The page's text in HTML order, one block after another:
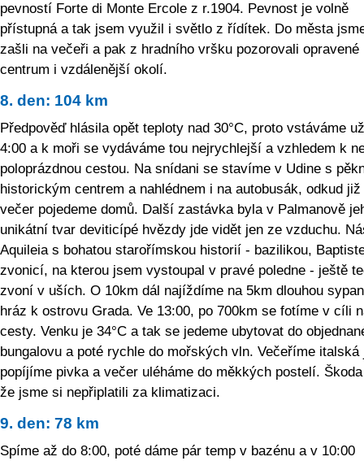
pevností Forte di Monte Ercole z r.1904. Pevnost je volně
přístupná a tak jsem využil i světlo z řídítek. Do města
zašli na večeři a pak z hradního vršku pozorovali opravené
centrum i vzdálenější okolí.
8. den: 104 km
Předpověď hlásila opět teploty nad 30°C, proto vstáváme
4:00 a k moři se vydáváme tou nejrychlejší a vzhledem k
poloprázdnou cestou. Na snídani se stavíme v Udine s
historickým centrem a nahlédnem i na autobusák, odkud
večer pojedeme domů. Další zastávka byla v Palmanově
unikátní tvar deviticípé hvězdy jde vidět jen ze vzduchu.
Aquileia s bohatou starořímskou historií - bazilikou,
zvonicí, na kterou jsem vystoupal v pravé poledne - ještě
zvoní v uších. O 10km dál najíždíme na 5km dlouhou
hráz k ostrovu Grada. Ve 13:00, po 700km se fotíme v cíli
cesty. Venku je 34°C a tak se jedeme ubytovat do
bungalovu a poté rychle do mořských vln. Večeříme italská
popíjíme pivka a večer uléháme do měkkých postelí.
že jsme si nepřiplatili za klimatizaci.
9. den: 78 km
Spíme až do 8:00, poté dáme pár temp v bazénu a v 10:00